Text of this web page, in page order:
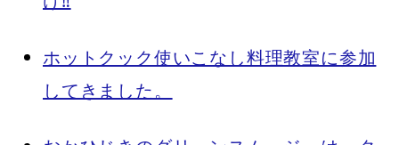
ホットクック使いこなし料理教室に参加
してきました。